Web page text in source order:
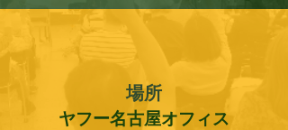
場所
ヤフー名古屋オフィス